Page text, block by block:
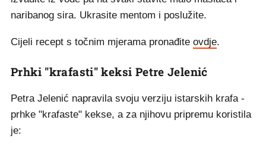
naribanog sira. Ukrasite mentom i poslužite.
Cijeli recept s točnim mjerama pronađite ovdje.
Prhki "krafasti" keksi Petre Jelenić
Petra Jelenić napravila svoju verziju istarskih krafa -
prhke "krafaste" kekse, a za njihovu pripremu koristila
je: